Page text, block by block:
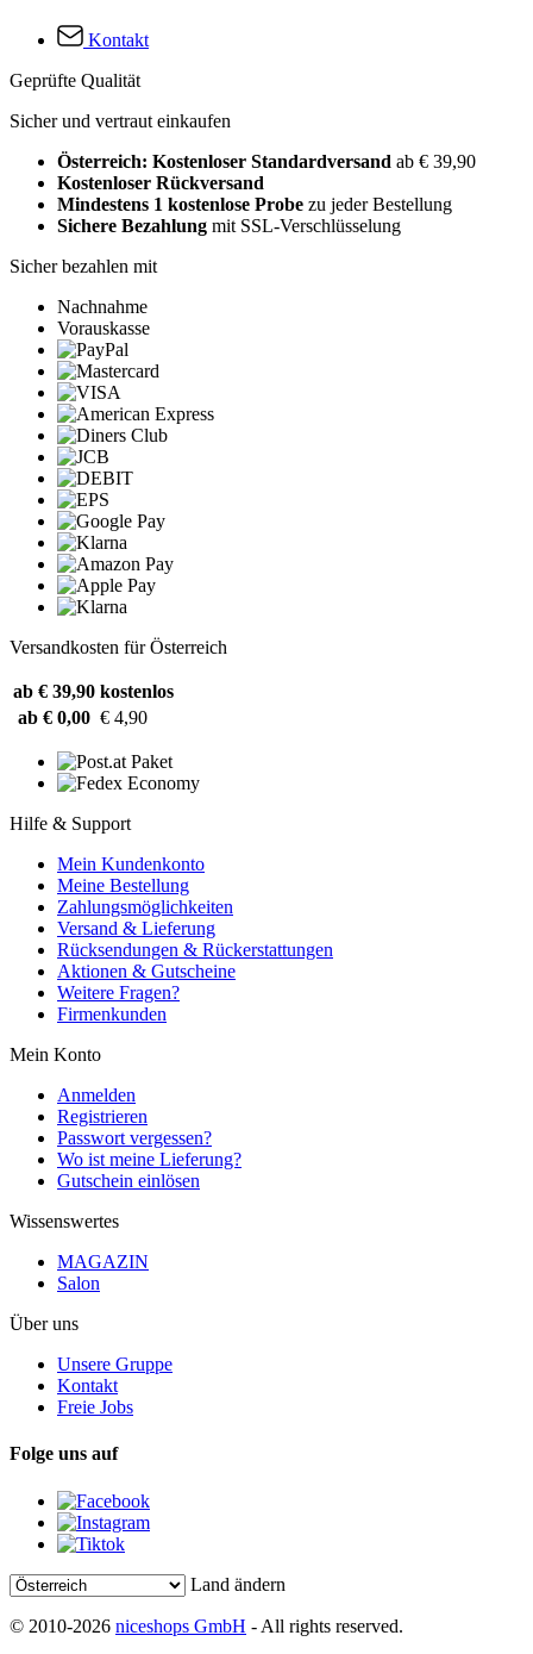
Kontakt
Geprüfte Qualität
Sicher und vertraut einkaufen
Österreich: Kostenloser Standardversand ab € 39,90
Kostenloser Rückversand
Mindestens 1 kostenlose Probe zu jeder Bestellung
Sichere Bezahlung mit SSL-Verschlüsselung
Sicher bezahlen mit
Nachnahme
Vorauskasse
Versandkosten für Österreich
ab € 39,90 kostenlos
ab € 0,00 € 4,90
Hilfe & Support
Mein Kundenkonto
Meine Bestellung
Zahlungsmöglichkeiten
Versand & Lieferung
Rücksendungen & Rückerstattungen
Aktionen & Gutscheine
Weitere Fragen?
Firmenkunden
Mein Konto
Anmelden
Registrieren
Passwort vergessen?
Wo ist meine Lieferung?
Gutschein einlösen
Wissenswertes
MAGAZIN
Salon
Über uns
Unsere Gruppe
Kontakt
Freie Jobs
Folge uns auf
Land ändern
© 2010-2026 niceshops GmbH - All rights reserved.